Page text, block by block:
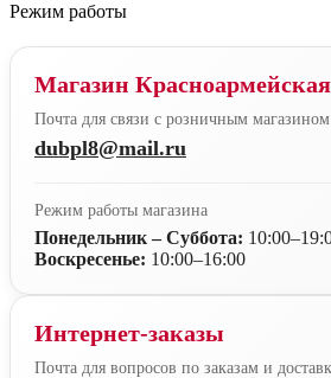
Режим работы
Магазин Красноармейская
Почта для связи с розничным магазином
dubpl8@mail.ru
Режим работы магазина
Понедельник – Суббота:
Воскресенье: 10:00–16:00
Интернет-заказы
Почта для вопросов по заказам и